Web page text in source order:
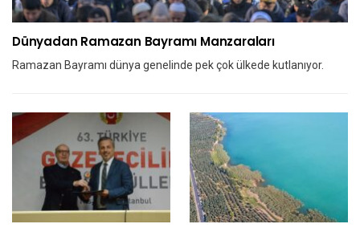
Dünyadan Ramazan Bayramı Manzaraları
Ramazan Bayramı dünya genelinde pek çok ülkede kutlanıyor.